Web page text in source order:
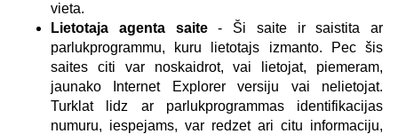
vieta.
Lietotaja agenta saite- Ši saite ir saistita ar
parlukprogrammu, kuru lietotajs izmanto. Pec šis
saites citi var noskaidrot, vai lietojat, piemeram,
jaunako Internet Explorer versiju vai nelietojat.
Turklat lidz ar parlukprogrammas identifikacijas
numuru, iespejams, var redzet ari citu informaciju,